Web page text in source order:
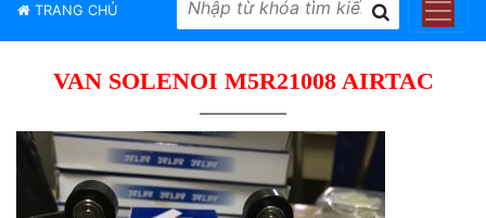
TRANG CHỦ
HIỆU
LIÊN
VAN SOLENOI M5R21008 AIRTAC